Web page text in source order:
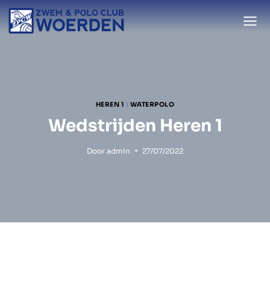
Doorgaan
naar
HEREN 1 WATERPOLO
Wedstrijden Heren 1
Door admin 27/07/2022